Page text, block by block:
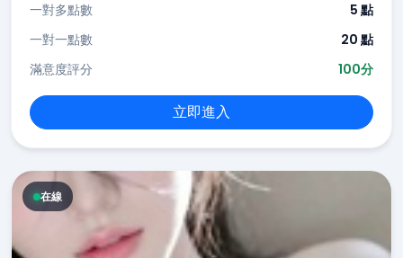
一對多點數
5 點
一對一點數
20 點
滿意度評分
100分
立即進入
在線